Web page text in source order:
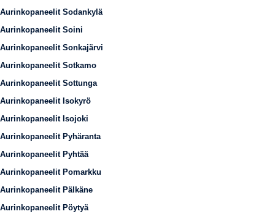
Aurinkopaneelit Sodankylä
Aurinkopaneelit Soini
Aurinkopaneelit Sonkajärvi
Aurinkopaneelit Sotkamo
Aurinkopaneelit Sottunga
Aurinkopaneelit Isokyrö
Aurinkopaneelit Isojoki
Aurinkopaneelit Pyhäranta
Aurinkopaneelit Pyhtää
Aurinkopaneelit Pomarkku
Aurinkopaneelit Pälkäne
Aurinkopaneelit Pöytyä